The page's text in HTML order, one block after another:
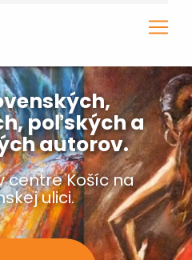
poľských a
autorov.
centre Košíc na
ulici.